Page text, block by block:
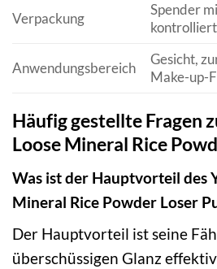
Verpackung
Spender
Anwendungsbereich
Gesicht,
Make-up-
Häufig gestellte Fragen
Loose Mineral Rice
Was ist der Hauptvorteil des
Mineral Rice Powder Loser
Der Hauptvorteil ist seine
überschüssigen Glanz